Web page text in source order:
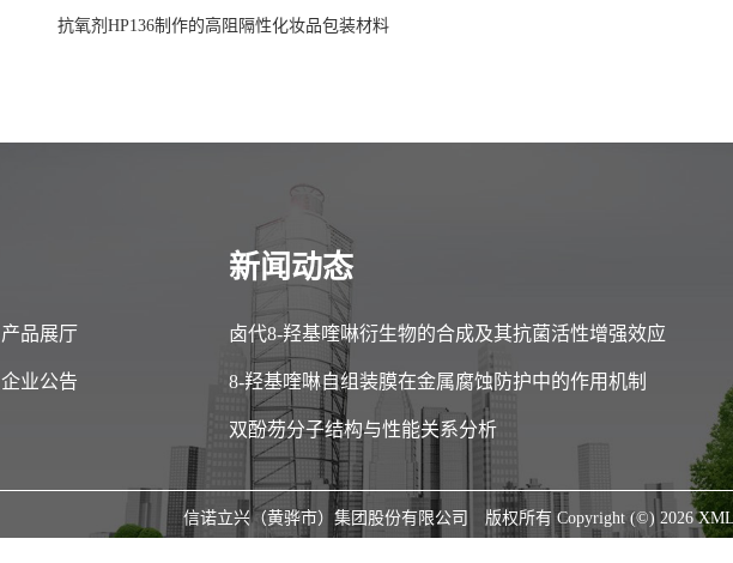
抗氧剂HP136制作的高阻隔性化妆品包装材料
产品展厅
企业公告
新闻动态
卤代8-羟基喹啉衍生物的合成及其抗菌活性增强效应
8-羟基喹啉自组装膜在金属腐蚀防护中的作用机制
双酚芴分子结构与性能关系分析
信诺立兴（黄骅市）集团股份有限公司 版权所有 Copyright (©) 2026XML